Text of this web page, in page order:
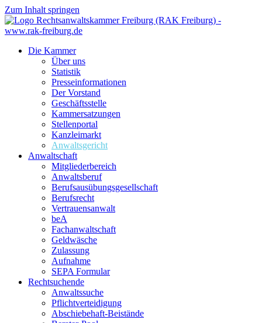
Zum Inhalt springen
Die Kammer
Über uns
Statistik
Presseinformationen
Der Vorstand
Geschäftsstelle
Kammersatzungen
Stellenportal
Kanzleimarkt
Anwaltsgericht
Anwaltschaft
Mitgliederbereich
Anwaltsberuf
Berufsausübungs­gesellschaft
Berufsrecht
Vertrauensanwalt
beA
Fachanwaltschaft
Geldwäsche
Zulassung
Aufnahme
SEPA Formular
Rechtsuchende
Anwaltssuche
Pflichtverteidigung
Abschiebehaft-Beistände